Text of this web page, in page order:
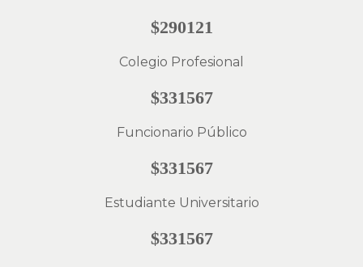
$290121
Colegio Profesional
$331567
Funcionario Público
$331567
Estudiante Universitario
$331567